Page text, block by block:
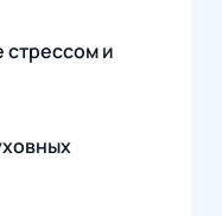
стрессом и